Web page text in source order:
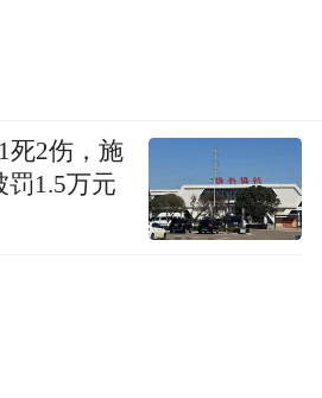
死2伤，施
罚1.5万元